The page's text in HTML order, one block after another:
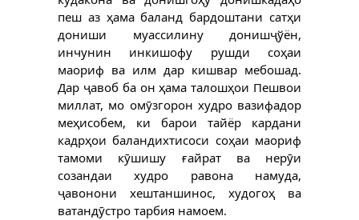
пеш аз ҳама баланд бардоштани сатҳи
дониши муассилину донишҷўён,
инчунин инкишофу рушди соҳаи
маориф ва илм дар кишвар мебошад.
Дар ҷавоб ба он ҳама талошҳои Пешвои
миллат, мо омӯзгорон худро вазифадор
меҳисобем, ки барои тайёр кардани
кадрҳои баландихтисоси соҳаи маориф
тамоми кӯшишу ғайрат ва нерӯи
созандаи худро равона намуда,
ҷавонони хештаншинос, худогоҳ ва
ватандӯстро тарбия намоем.